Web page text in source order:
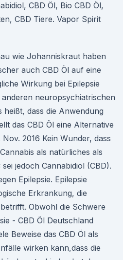
CBD Öl, Bio CBD Öl,
CBD Tiere. Vapor Spirit
wie Johanniskraut haben
auch CBD Öl auf eine
Wirkung bei Epilepsie
anderen neuropsychiatrischen
heißt, dass die Anwendung
das CBD Öl eine Alternative
2016 Kein Wunder, dass
als natürliches als
jedoch Cannabidiol (CBD).
Epilepsie. Epilepsie
Erkrankung, die
Obwohl die Schwere
- CBD Öl Deutschland
Beweise das CBD Öl als
wirken kann,dass die